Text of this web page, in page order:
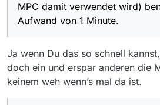
MPC damit verwendet wird)
Aufwand von 1 Minute.
Ja wenn Du das so schnell
doch ein und erspar anderen die
keinem weh wenn’s mal da ist.